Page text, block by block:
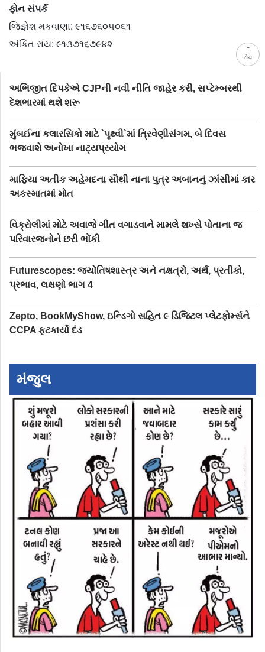
ટોચ
ફોન સંપર્ક
જિજ્ઞેશ મકવાણા: ૯૧૬૭૬૦૫૦૬૧
અંકિત રાય: ૯૧૩૭૧૬૭૯૪૨
અભિજીત દિપકેએ CJPની નવી નીતિ જાહેર કરી, સપ્ટેમ્બરથી
દેશભારમાં થશે શરૂ
મુંબઈના કલારસિકો માટે `પૃથ્વી`માં ત્રિવેણીસંગમ, બે દિવસ
ભજવાશે અનોખા નાટ્યપ્રયોગ
માફિયા અતીક અહેમદના સૌથી નાના પુત્ર અબાનનું ઝાંસીમાં કાર
અકસ્માતમાં મોત
વિક્રોલીમાં મોટે અવાજે ગીત વગાડવાને મામલે શખ્સે પોતાના જ
પરિવારજનોને છરી ભોંકી
Futurescopes: જ્યોતિષશાસ્ત્ર અને નક્ષત્રો, અર્થ, પ્રતીકો,
પ્રભાવ, લક્ષણો ભાગ 4
Zepto, BookMyShow, ઇન્ડિગો સહિત ૯ ડિજિટલ પ્લેટફોર્મ્સને
CCPA ફટકાર્યો દંડ
મંજુલ